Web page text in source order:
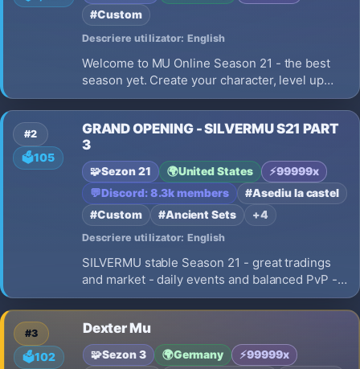
#Custom
Descriere utilizator: English
Welcome to MU Online Season 21 - the best
season yet. Create your character, level up
fast, find epic items, fight bosses, join events,
and prove you are one of the strongest players
on the server. Play with friends, build your
gear, win cs battles
#2
🗳️105
GRAND OPENING - SILVERMU S21 PART
3
🧩Sezon 21 🌍United States ⚡99999x
💬Discord: 8.3k members
#Asediu la castel
#Custom
#Ancient Sets +4
Descriere utilizator: English
SILVERMU stable Season 21 - great tradings
and market - daily events and balanced PvP -
International community - 24/7 longterm
gameplay - new unique events and special
jewels
#3
🗳️102
Dexter Mu
🧩Sezon 3 🌍Germany ⚡99999x